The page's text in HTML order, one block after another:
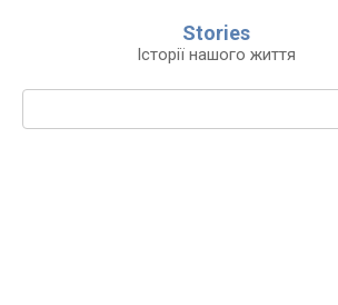
Stories
Історії нашого життя
Пошук: